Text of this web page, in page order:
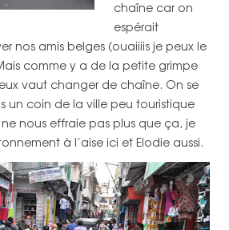
chaîne car on
espérait
nos amis belges (ouaiiiis je peux le
comme y a de la petite grimpe
vaut changer de chaîne. On se
un coin de la ville peu touristique
nous effraie pas plus que ça, je
à l’aise ici et Elodie aussi.